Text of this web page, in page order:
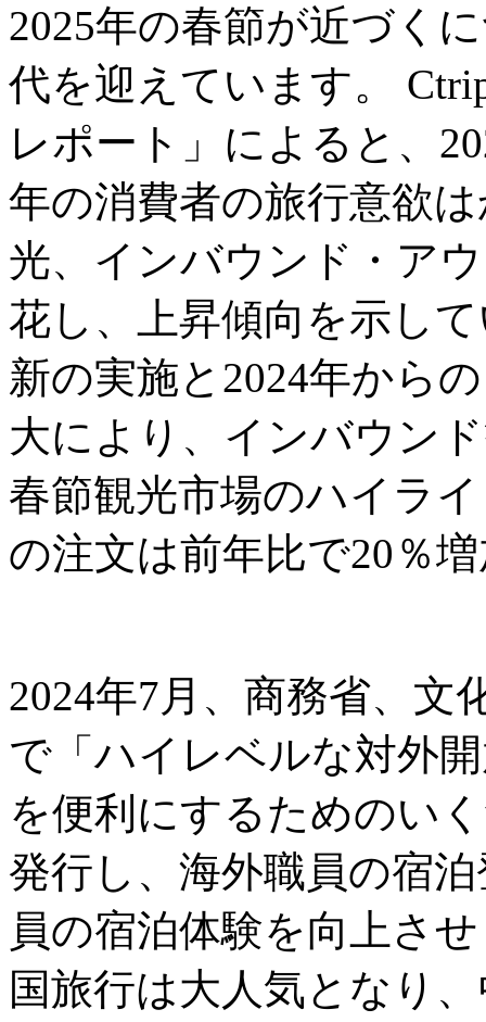
2025年の春節が近づく
代を迎えています。
レポート」によると、
年の消費者の旅行意欲
光、インバウンド・ア
花し、上昇傾向を示し
新の実施と2024年から
大により、インバウン
春節観光市場のハイラ
の注文は前年比で20％
2024年7月、商務省、文
で「ハイレベルな対外
を便利にするためのい
発行し、海外職員の宿
員の宿泊体験を向上さ
国旅行は大人気となり